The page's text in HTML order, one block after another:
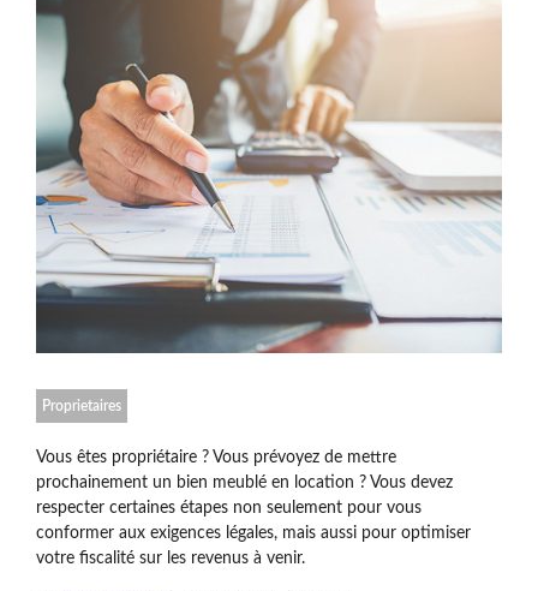
Proprietaires
Vous êtes propriétaire ? Vous prévoyez de mettre
prochainement un bien meublé en location ? Vous devez
respecter certaines étapes non seulement pour vous
conformer aux exigences légales, mais aussi pour optimiser
votre fiscalité sur les revenus à venir.